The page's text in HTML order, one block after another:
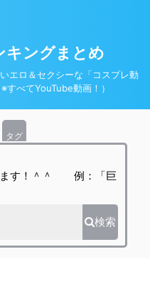
キングまとめ
エロ＆セクシーな「コスプレ動
すべてYouTube動画！）
タグ
ます！＾＾ 例：「巨
検索